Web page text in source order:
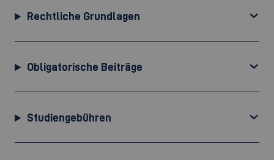
Rechtliche Grundlagen
Obligatorische Beiträge
Studiengebühren